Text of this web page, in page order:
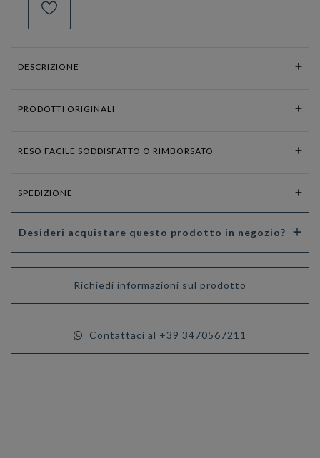
DESCRIZIONE
PRODOTTI ORIGINALI
RESO FACILE SODDISFATTO O RIMBORSATO
SPEDIZIONE
Desideri acquistare questo prodotto in negozio?
Richiedi informazioni sul prodotto
Contattaci al +39 3470567211